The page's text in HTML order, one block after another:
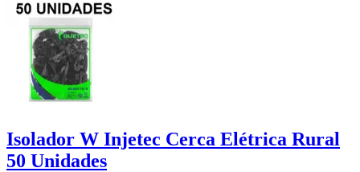
Isolador W Injetec Cerca Elétrica Rural
50 Unidades